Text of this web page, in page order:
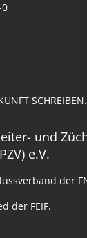
0
SCHREIBEN.
und
e.V.
der
der FEIF.